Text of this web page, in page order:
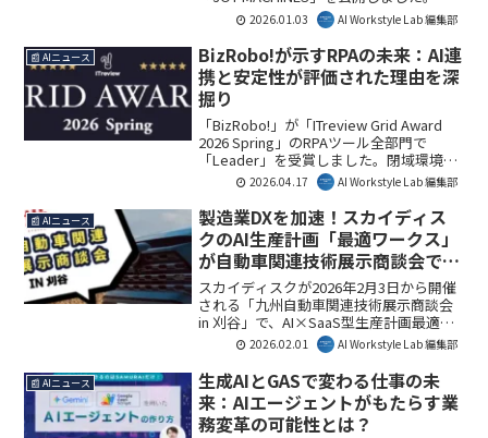
レーニングマシンを擬人化したAIキャラ
クターが、ユーザーのトレーニングをサ
ポートし、フィットネス体験を革新しま
す。本記事では、この取り組みの詳細
と、同時に開催されるプレゼントキャン
ペーンについて解説します。
2026.01.03 AI Workstyle Lab 編集部
📰 AIニュース
BizRobo!が示すRPAの未来：AI連
携と安定性が評価された理由を深
掘り
「BizRobo!」が「ITreview Grid Award
2026 Spring」のRPAツール全部門で
「Leader」を受賞しました。閉域環境で
のAI連携やOSアップデート時の安定性な
どが高く評価されており、複雑な業務自
動化におけるその重要性が改めて示され
ました。この快挙は、AIとRPAの連携が新
たなワークスタイルを切り開く可能性を
示唆しています。
2026.04.17 AI Workstyle Lab 編集部
📰 AIニュース
製造業DXを加速！スカイディス
クのAI生産計画「最適ワークス」
が自動車関連技術展示商談会で示
す可能性とは？
スカイディスクが2026年2月3日から開催
される「九州自動車関連技術展示商談会
in 刈谷」で、AI×SaaS型生産計画最適化
サービス「最適ワークス」を出展しま
す。自動車産業における生産計画の属人
化解消や効率化に貢献し、製造現場のDX
を加速させる可能性を秘めています。
2026.02.01 AI Workstyle Lab 編集部
📰 AIニュース
生成AIとGASで変わる仕事の未
来：AIエージェントがもたらす業
務変革の可能性とは？